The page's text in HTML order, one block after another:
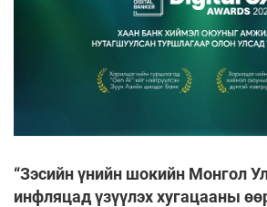
“Зэсийн үнийн шокийн Монгол
инфляцад үзүүлэх хугацааны